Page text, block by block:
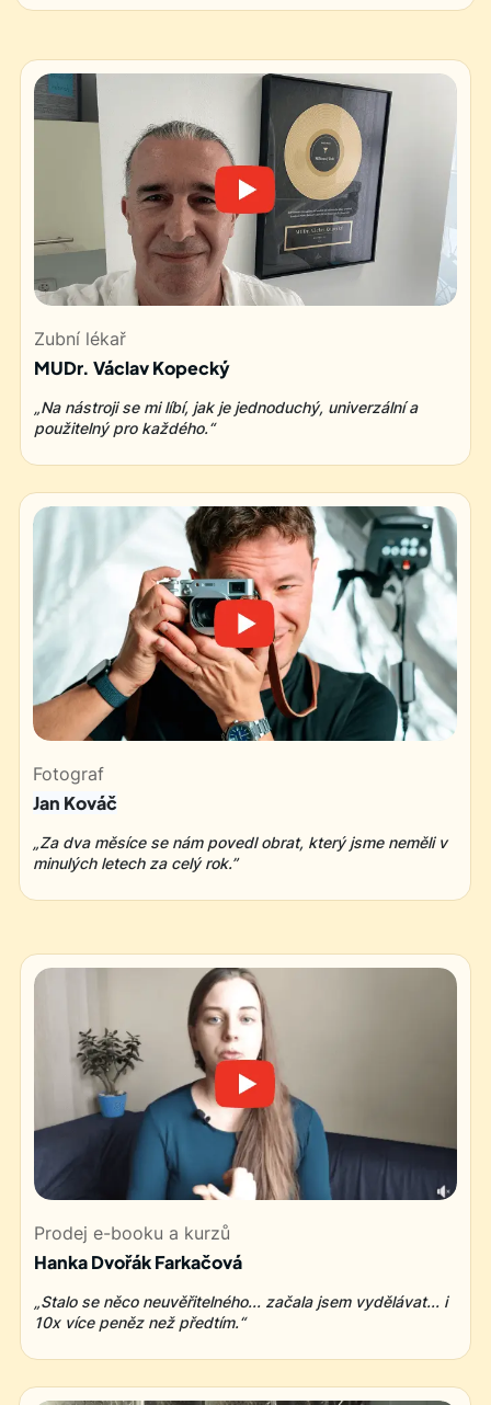
Zubní lékař
MUDr. Václav Kopecký
„Na nástroji se mi líbí, jak je jednoduchý, univerzální a
použitelný pro každého.“
Fotograf
Jan Kováč
„Za dva měsíce se nám povedl obrat, který jsme neměli v
minulých letech za celý rok.”
Prodej e-booku a kurzů
Hanka Dvořák Farkačová
„Stalo se něco neuvěřitelného... začala jsem vydělávat... i
10x více peněz než předtím.“